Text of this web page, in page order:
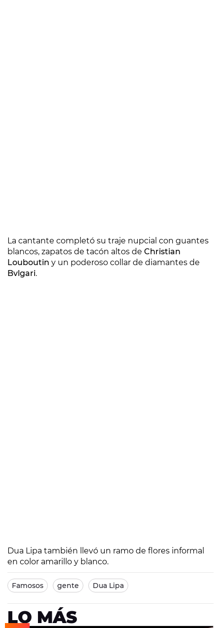
La cantante completó su traje nupcial con guantes
blancos, zapatos de tacón altos de Christian
Louboutin y un poderoso collar de diamantes de
Bvlgari.
Dua Lipa también llevó un ramo de flores informal
en color amarillo y blanco.
Famosos gente Dua Lipa
LO MÁS